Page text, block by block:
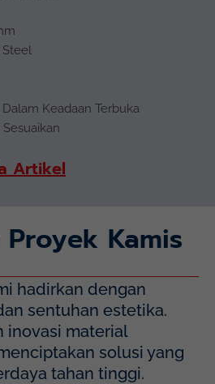
Keadaan Terbuka
Artikel
Kamis
hadirkan dengan
sentuhan estetika.
inovasi material
solusi yang
tahan tinggi.